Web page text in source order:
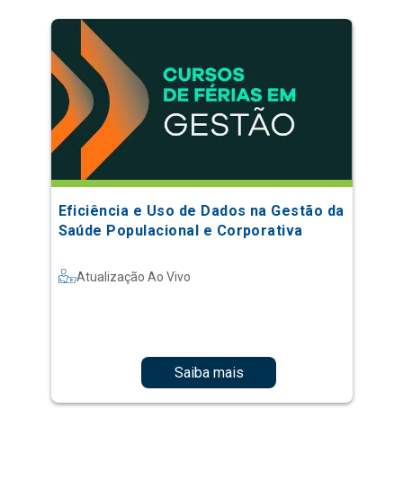
Eficiência e Uso de Dados na Gestão da
Saúde Populacional e Corporativa
Atualização Ao Vivo
Saiba mais